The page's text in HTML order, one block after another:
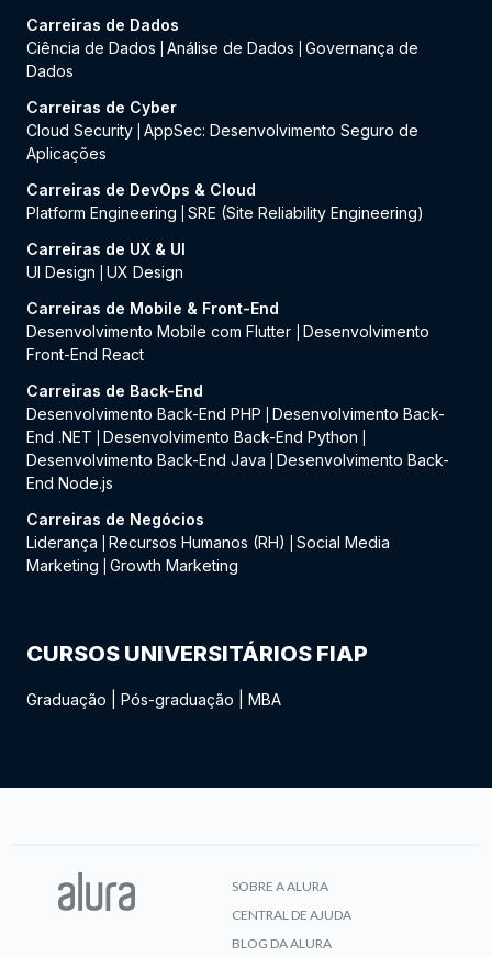
Carreiras de Dados
Ciência de Dados
Análise de Dados
Governança de
Dados
Carreiras de Cyber
Cloud Security AppSec: Desenvolvimento Seguro de
Aplicações
Carreiras de DevOps & Cloud
Platform Engineering
SRE (Site Reliability Engineering)
Carreiras de UX & UI
UI Design
UX Design
Carreiras de Mobile & Front-End
Desenvolvimento Mobile com Flutter
Desenvolvimento
Front-End React
Carreiras de Back-End
Desenvolvimento Back-End PHP
Desenvolvimento Back-
End .NET
Desenvolvimento Back-End Python
Desenvolvimento Back-End Java
Desenvolvimento Back-
End Node.js
Carreiras de Negócios
Liderança
Recursos Humanos (RH)
Social Media
Marketing
Growth Marketing
CURSOS UNIVERSITÁRIOS FIAP
Graduação Pós-graduação MBA
SOBRE A ALURA
CENTRAL DE AJUDA
BLOG DA ALURA